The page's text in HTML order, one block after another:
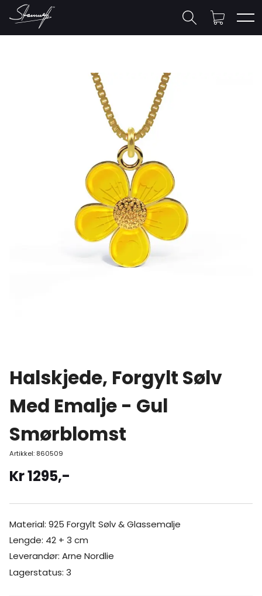
Halskjede, Forgylt Sølv
Med Emalje - Gul
Smørblomst
Artikkel: 860509
Kr1295,-
Material: 925 Forgylt Sølv & Glassemalje
Lengde: 42 + 3 cm
Leverandør: Arne Nordlie
Lagerstatus: 3